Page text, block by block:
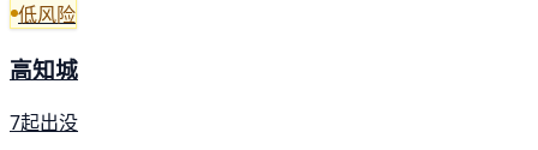
低风险
高知城
7起出没